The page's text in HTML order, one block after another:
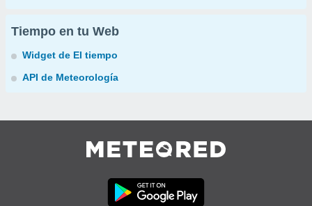
Tiempo en tu Web
Widget de El tiempo
API de Meteorología